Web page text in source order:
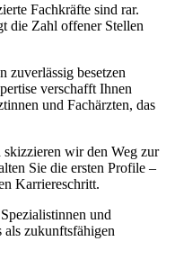
Fachkräfte sind rar.
die Zahl offener Stellen
zuverlässig besetzen
verschafft Ihnen
und Fachärzten, das
wir den Weg zur
Sie die ersten Profile –
Karriereschritt.
und
als zukunftsfähigen